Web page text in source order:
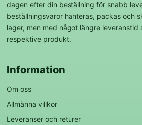
dagen efter din beställning för snabb
beställningsvaror hanteras, packas och
lager, men med något längre leveranstid
respektive produkt.
Information
Om oss
Allmänna villkor
Leveranser och returer